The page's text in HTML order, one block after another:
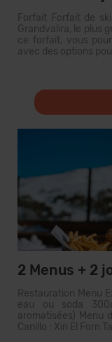
Forfait Forfait de
Grandvalira, le plus
ce forfait, vous
avec des options
2 Menus + 2
Restauration Menu
eau ou soda
aromatisées) Menu
Canillo : Xiri El Forn